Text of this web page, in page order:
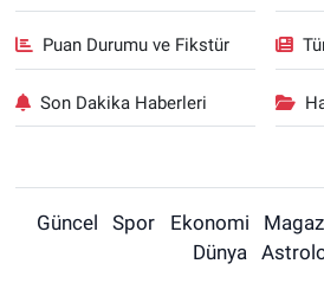
Puan Durumu ve Fikstür
Son Dakika Haberleri
Güncel Spor Ekonomi
Dünya